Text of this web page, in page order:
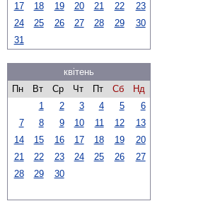
17
18 19 20 21 22
23
24
25 26 27 28 29
30
31
квітень
Пн
Вт Ср Чт Пт Сб
Нд
1
2 3 4 5
6
7
8 9 10 11 12
13
14
15 16 17 18 19
20
21
22 23 24 25 26
27
28
29 30